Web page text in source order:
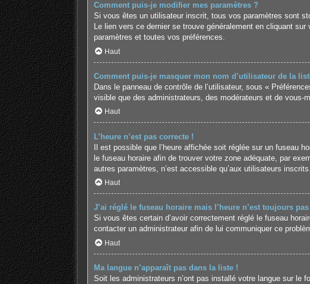
Comment puis-je modifier mes paramètres ?
Si vous êtes un utilisateur inscrit, tous vos paramètres sont
Le lien vers ce dernier se trouve généralement en cliquant
paramètres et toutes vos préférences.
Haut
Comment puis-je masquer mon nom d’utilisateur de la
Dans le panneau de contrôle de l’utilisateur, sous «
visible que des administrateurs, des modérateurs et de vous-
Haut
L’heure n’est pas correcte !
Il est possible que l’heure affichée soit réglée sur un fuseau
le fuseau horaire afin de trouver votre zone adéquate, par
autres paramètres, n’est accessible qu’aux utilisateurs
Haut
J’ai réglé le fuseau horaire mais l’heure n’est toujours
Si vous êtes certain d’avoir correctement réglé le fuseau
contacter un administrateur afin de lui communiquer ce
Haut
Ma langue n’apparaît pas dans la liste !
Soit les administrateurs n’ont pas installé votre langue sur le